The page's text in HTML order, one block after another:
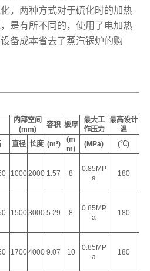
，两种方式对于硫化时的加热
是有所不同的，使用了电加热
备成本省去了蒸汽锅炉的购
内部空间
(mm)
容积 板厚
最大工
作压力
最高设计
温
直径 长度 (m³)
(m
m)
(MPa) (℃)
10002000 1.57 8
0.85MP
a
180
15003000 5.29 8
0.85MP
a
180
17004000 9.07 10
0.85MP
a
180